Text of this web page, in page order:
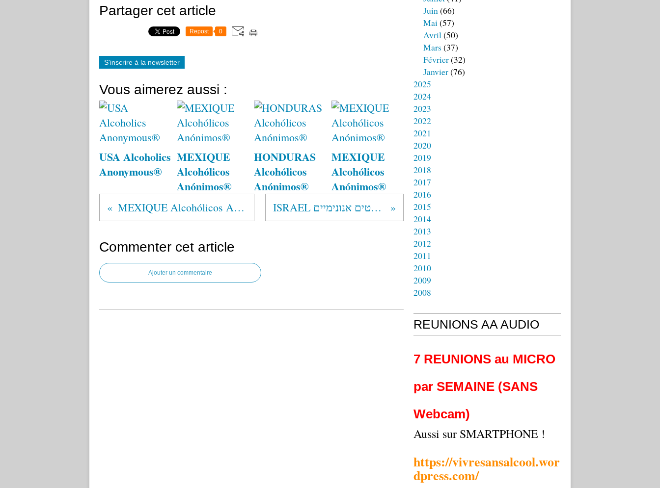
Partager cet article
Repost 0
S'inscrire à la newsletter
Vous aimerez aussi :
USA Alcoholics
Anonymous®
MEXIQUE
Alcohólicos
Anónimos®
HONDURAS
Alcohólicos
Anónimos®
MEXIQUE
Alcohólicos
Anónimos®
MEXIQUE Alcohólicos Anónimos® ISRAEL אלכוהוליסטים אנונימיים
Commenter cet article
Ajouter un commentaire
Juin(66)
Mai(57)
Avril(50)
Mars (37)
Février(32)
Janvier(76)
2025
2024
2023
2022
2021
2020
2019
2018
2017
2016
2015
2014
2013
2012
2011
2010
2009
2008
REUNIONS AA AUDIO
7 REUNIONS au MICRO
par SEMAINE (SANS
Webcam)
Aussi sur SMARTPHONE !
https://vivresansalcool.wor
dpress.com/